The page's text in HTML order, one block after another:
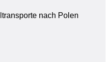
nach Polen